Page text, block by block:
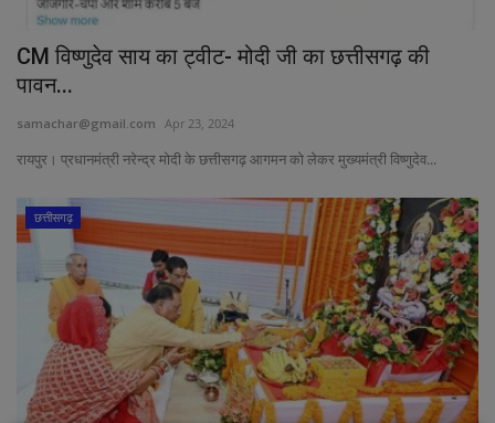
CM विष्णुदेव साय का ट्वीट- मोदी जी का छत्तीसगढ़ की
पावन...
samachar@gmail.com Apr 23, 2024
रायपुर। प्रधानमंत्री नरेन्द्र मोदी के छत्तीसगढ़ आगमन को लेकर मुख्यमंत्री विष्णुदेव...
छत्तीसगढ़